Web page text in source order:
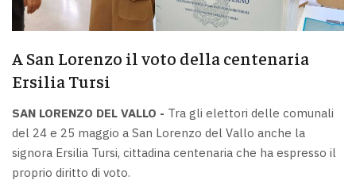
A San Lorenzo il voto della centenaria
Ersilia Tursi
SAN LORENZO DEL VALLO - Tra gli elettori delle comunali
del 24 e 25 maggio a San Lorenzo del Vallo anche la
signora Ersilia Tursi, cittadina centenaria che ha espresso il
proprio diritto di voto.